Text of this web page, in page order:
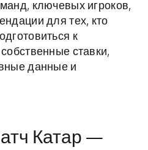
ключевых игроков,
для тех, кто
к
ставки,
данные и
Катар —